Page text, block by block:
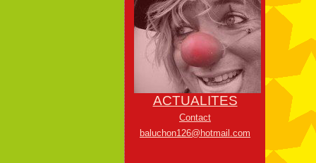
ACTUALITES
Contact
baluchon126@hotmail.com